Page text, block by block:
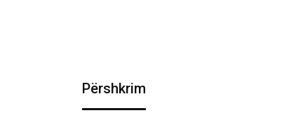
Përshkrim